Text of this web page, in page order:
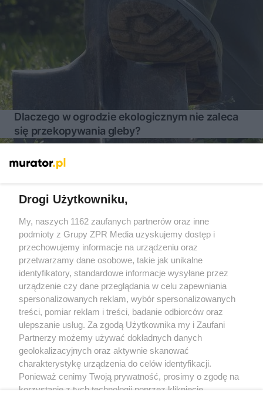
Dlaczego w ogrodzie ekologicznym nie zaleca
się przekopywania gleby?
Żaden utwór zamieszczony w serwisie nie może być powielany i
rozpowszechniany lub dalej rozpowszechniany w jakikolwiek sposób
(w tym także elektroniczny lub mechaniczny) na jakimkolwiek polu
eksploatacji w jakiejkolwiek formie, włącznie z umieszczaniem w
Internecie bez pisemnej zgody właściciela praw. Jakiekolwiek użycie
lub wykorzystanie utworów w całości lub w części z naruszeniem
prawa, tzn. bez właściwej zgody, jest zabronione pod groźbą kary i
może być ścigane prawnie.
Drogi Użytkowniku,
My, naszych 1162 zaufanych partnerów oraz inne
podmioty z Grupy ZPR Media uzyskujemy dostęp i
przechowujemy informacje na urządzeniu oraz
przetwarzamy dane osobowe, takie jak unikalne
identyfikatory, standardowe informacje wysyłane przez
urządzenie czy dane przeglądania w celu zapewniania
spersonalizowanych reklam, wybór spersonalizowanych
treści, pomiar reklam i treści, badanie odbiorców oraz
ulepszanie usług. Za zgodą Użytkownika my i Zaufani
Partnerzy możemy używać dokładnych danych
geolokalizacyjnych oraz aktywnie skanować
charakterystykę urządzenia do celów identyfikacji.
Ponieważ cenimy Twoją prywatność, prosimy o zgodę na
korzystanie z tych technologii poprzez kliknięcie